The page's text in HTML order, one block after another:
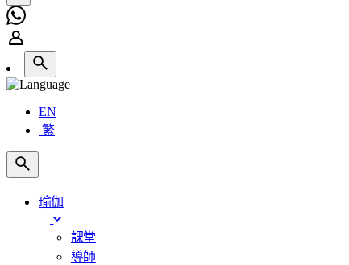
EN
繁
瑜伽
課堂
導師